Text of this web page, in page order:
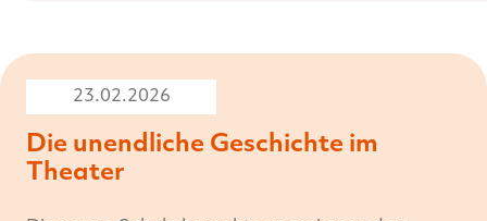
23.02.2026
Die unendliche Geschichte im
Theater